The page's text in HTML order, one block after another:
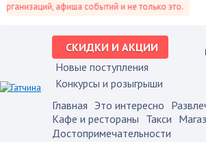
афиша событий и не только это.
СКИДКИ И АКЦИИ
Новые поступления
Конкурсы и розыгрыши
Главная Это интересно
Кафе и рестораны Такси
Достопримечательности